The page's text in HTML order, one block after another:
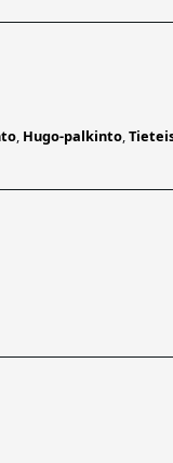
, Hugo-palkinto,